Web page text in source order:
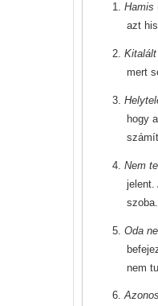
1. Hamis
azt
2. Kitalált
mert
3.
hogy
4. Nem
jelent.
5. Oda
nem
6.